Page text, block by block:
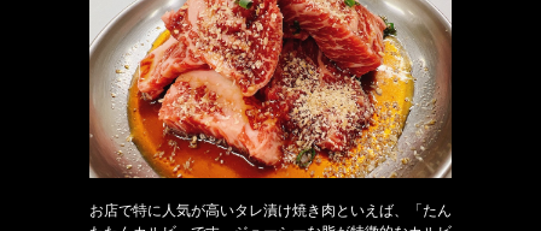
お店で特に人気が高いタレ漬け焼き肉といえば、「たん